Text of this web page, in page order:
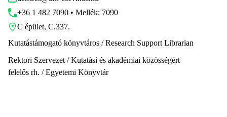
+36 1 482 7090 • Mellék: 7090
C épület, C.337.
Kutatástámogató könyvtáros / Research Support Librarian
Rektori Szervezet / Kutatási és akadémiai közösségért
felelős rh. / Egyetemi Könyvtár